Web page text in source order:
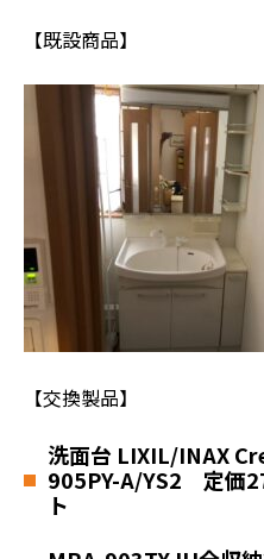
【既設商品】
【交換製品】
洗面台 LIXIL/INAX
905PY-A/YS2 定価
ト